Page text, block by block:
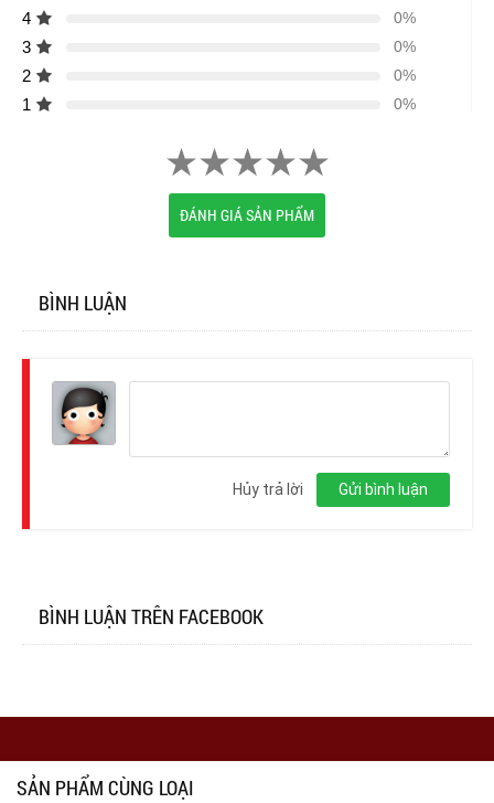
4 0%
3 0%
2 0%
1 0%
ĐÁNH GIÁ SẢN PHẨM
BÌNH LUẬN
Gửi bình luận
Hủy trả lời
BÌNH LUẬN TRÊN FACEBOOK
SẢN PHẨM CÙNG LOẠI